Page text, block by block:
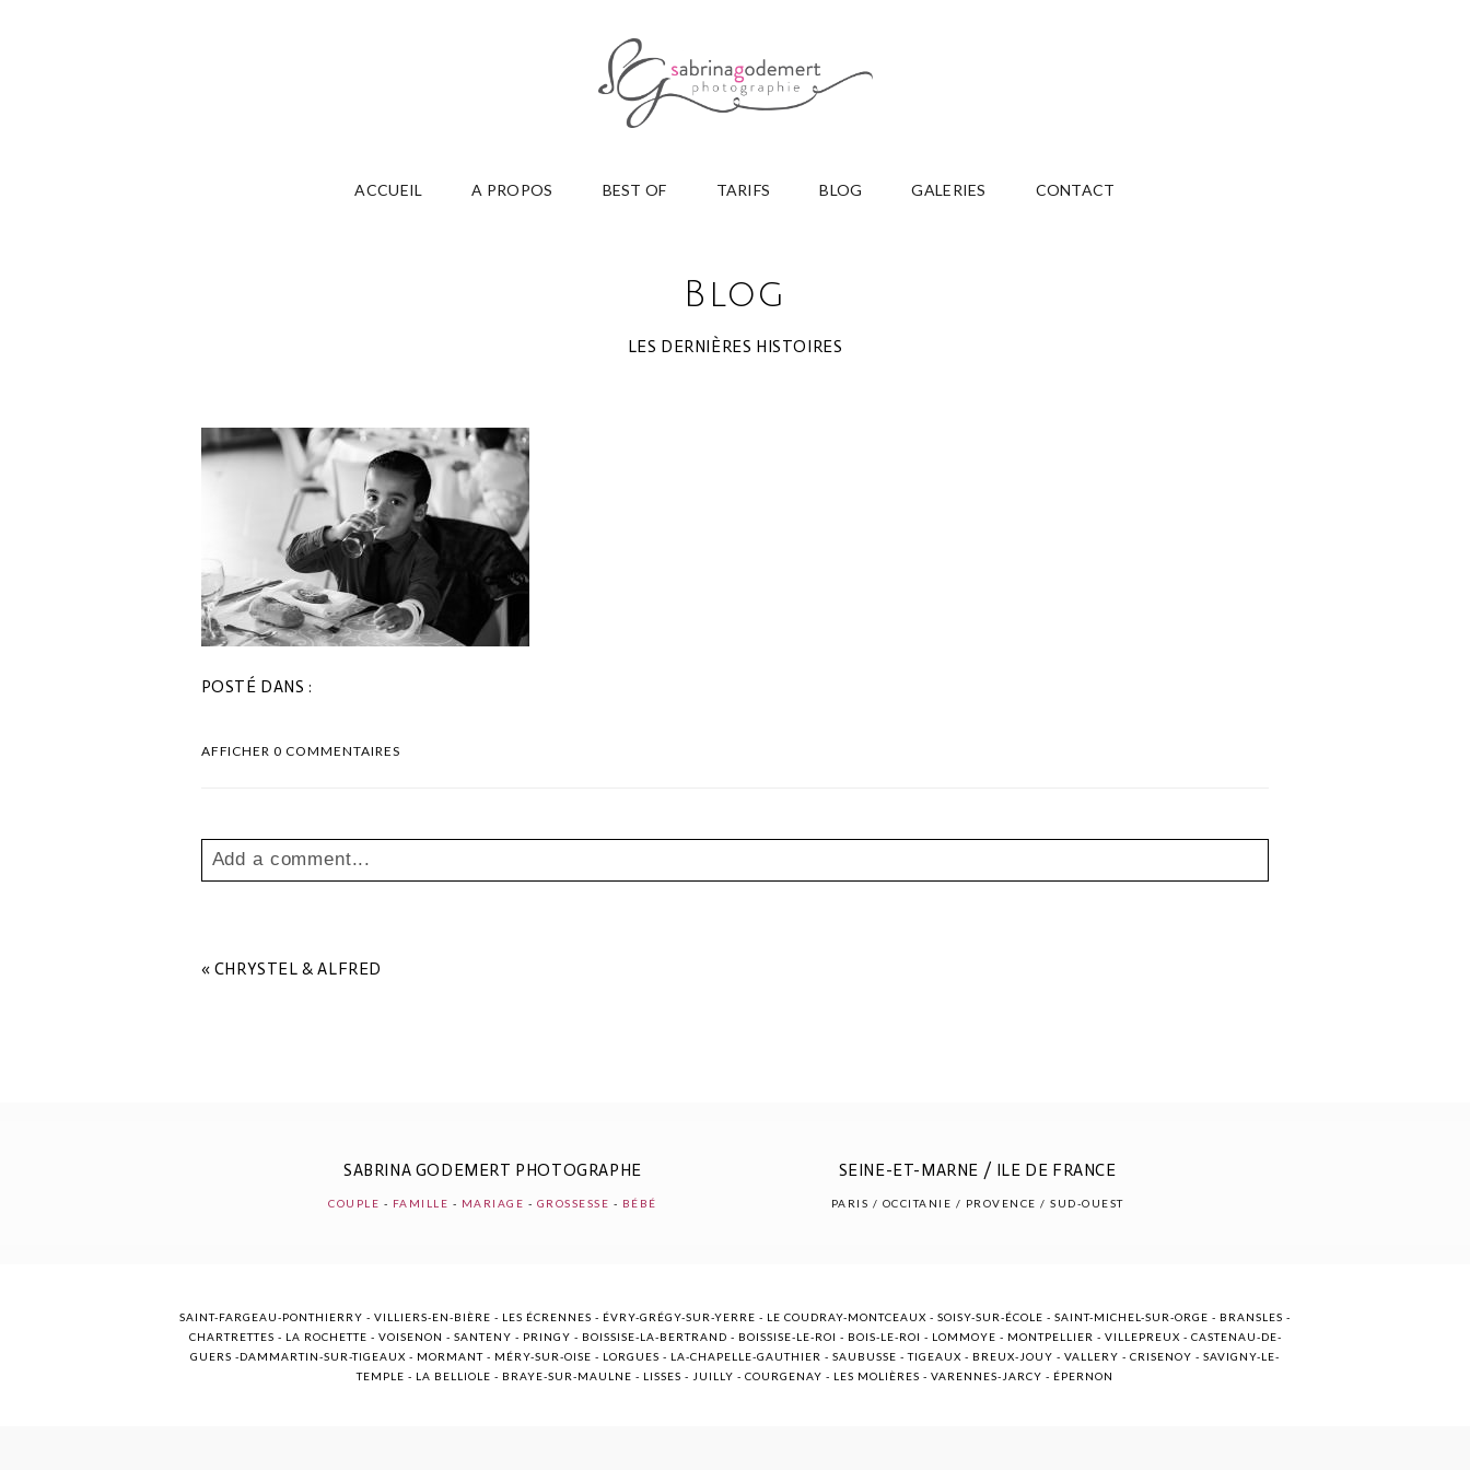
ACCUEIL A PROPOS BEST OF TARIFS BLOG GALERIES CONTACT
Blog
LES DERNIÈRES HISTOIRES
POSTÉ DANS :
AFFICHER0 COMMENTAIRES
Add a comment...
« CHRYSTEL & ALFRED
SABRINA GODEMERT PHOTOGRAPHE
COUPLE - FAMILLE - MARIAGE - GROSSESSE - BÉBÉ
SEINE-ET-MARNE / ILE DE FRANCE
PARIS / OCCITANIE / PROVENCE / SUD-OUEST
SAINT-FARGEAU-PONTHIERRY - VILLIERS-EN-BIÈRE - LES ÉCRENNES - ÉVRY-GRÉGY-SUR-YERRE - LE COUDRAY-MONTCEAUX - SOISY-SUR-ÉCOLE - SAINT-MICHEL-SUR-ORGE - BRANSLES -
CHARTRETTES - LA ROCHETTE - VOISENON - SANTENY - PRINGY - BOISSISE-LA-BERTRAND - BOISSISE-LE-ROI - BOIS-LE-ROI - LOMMOYE - MONTPELLIER - VILLEPREUX - CASTENAU-DE-
GUERS -DAMMARTIN-SUR-TIGEAUX - MORMANT - MÉRY-SUR-OISE - LORGUES - LA-CHAPELLE-GAUTHIER - SAUBUSSE - TIGEAUX - BREUX-JOUY - VALLERY - CRISENOY - SAVIGNY-LE-
TEMPLE - LA BELLIOLE - BRAYE-SUR-MAULNE - LISSES - JUILLY - COURGENAY - LES MOLIÈRES - VARENNES-JARCY - ÉPERNON